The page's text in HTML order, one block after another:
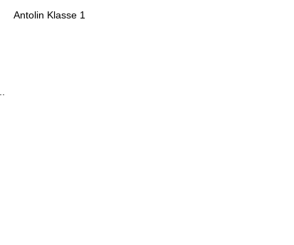
Antolin Klasse 1